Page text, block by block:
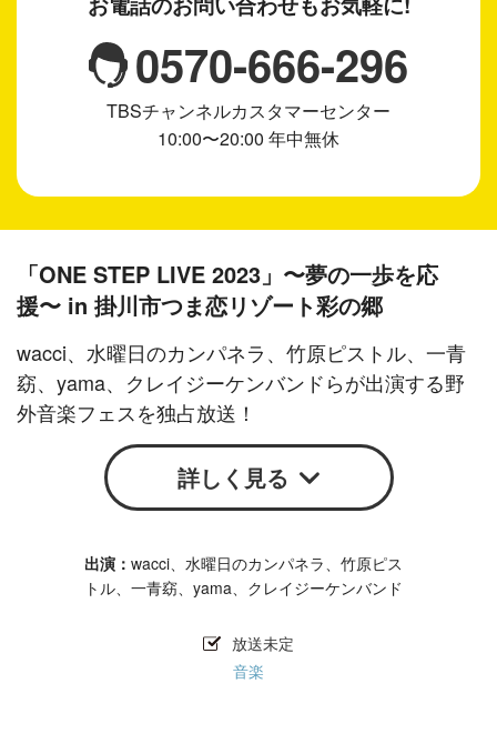
0570-666-296
TBSチャンネルカスタマーセンター
10:00〜20:00 年中無休
「ONE STEP LIVE 2023」〜夢の一歩を応
援〜 in 掛川市つま恋リゾート彩の郷
wacci、水曜日のカンパネラ、竹原ピストル、一青
窈、yama、クレイジーケンバンドらが出演する野
外音楽フェスを独占放送！
詳しく見る
wacci、水曜日のカンパネラ、竹原ピス
トル、一青窈、yama、クレイジーケンバンド
放送未定
音楽